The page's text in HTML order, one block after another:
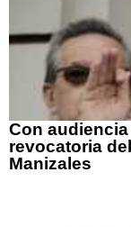
Con
revocatoria
Manizales